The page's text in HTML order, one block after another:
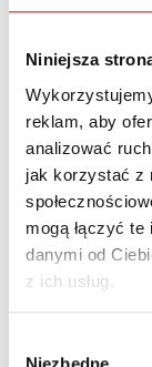
Niniejsza
reklam, aby
analizować
jak korzystać z
mogą łączyć
danymi od
z ich usług.
Imię i
Adres e-
Nazwa firmy: